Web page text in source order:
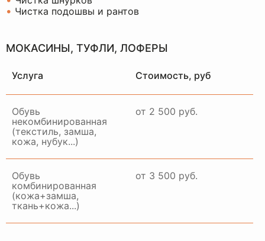
• Чистка подошвы и рантов
МОКАСИНЫ, ТУФЛИ, ЛОФЕРЫ
Услуга Стоимость, руб
Обувь
некомбинированная
(текстиль, замша,
кожа, нубук...)
от 2 500 руб.
Обувь
комбинированная
(кожа+замша,
ткань+кожа...)
от 3 500 руб.